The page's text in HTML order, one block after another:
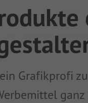
Grafikprofi